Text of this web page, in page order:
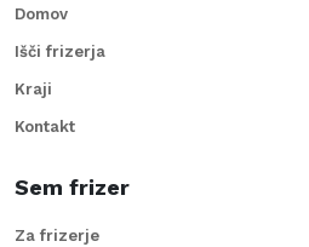
Domov
Išči frizerja
Kraji
Kontakt
Sem frizer
Za frizerje